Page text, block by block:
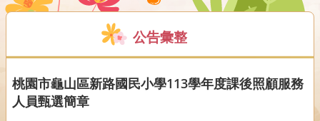
公告彙整
桃園市龜山區新路國民小學113學年度課後照顧服務
人員甄選簡章